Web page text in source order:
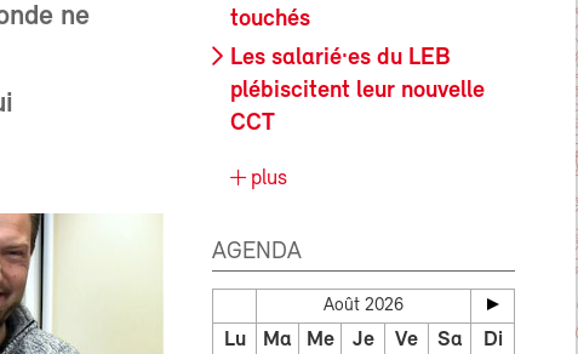
ne
touchés
Les salarié·es du LEB
plébiscitent leur nouvelle
CCT
plus
AGENDA
Août 2026
Lu Ma Me Je Ve Sa Di